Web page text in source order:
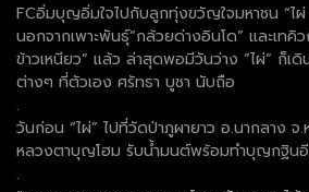
FCอิ่มบุญอิ่มใจไปกับลูกทุ่งขวัญใจมหาชน “ไ
นอกจากเพาะพันธุ์“กล้วยด่างอินโด” และเทคิ
ข้าวเหนียว” แล้ว ล่าสุดพอมีวันว่าง “ไผ่” ก็เ
ต่างๆ ที่ตัวเอง ศรัทธา บูชา นับถือ
.
วันก่อน “ไผ่” ไปที่วัดป่าภูผายาว อ.นากลาง
หลวงตาบุญโฮม รับน้ำมนต์พร้อมทำบุญกฐิน
.